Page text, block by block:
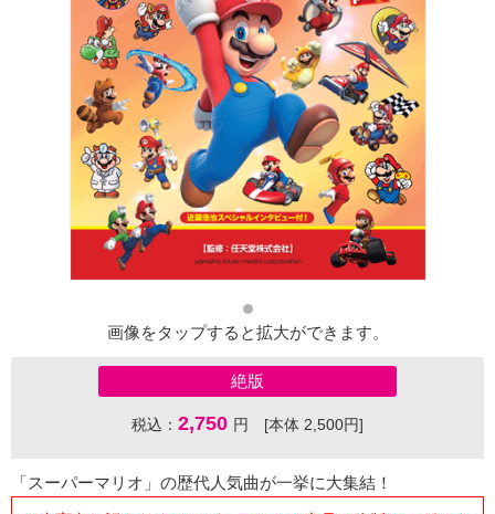
画像をタップすると拡大ができます。
絶版
税込： 2,750 円 [本体 2,500円]
「スーパーマリオ」の歴代人気曲が一挙に大集結！